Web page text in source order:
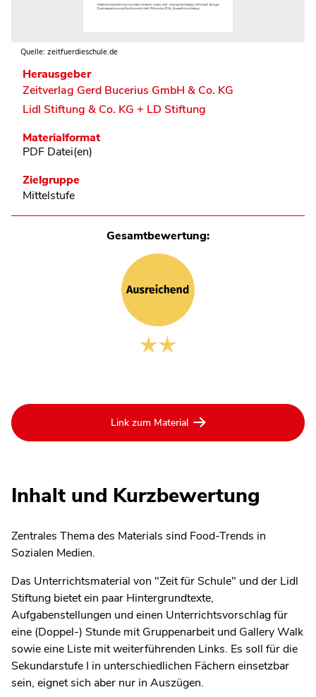
Quelle: zeitfuerdieschule.de
Herausgeber
Zeitverlag Gerd Bucerius GmbH & Co. KG
Lidl Stiftung & Co. KG + LD Stiftung
Materialformat
PDF Datei(en)
Zielgruppe
Mittelstufe
Gesamtbewertung:
Link zum Material
Inhalt und Kurzbewertung
Zentrales Thema des Materials sind Food-Trends in
Sozialen Medien.
Das Unterrichtsmaterial von "Zeit für Schule" und der Lidl
Stiftung bietet ein paar Hintergrundtexte,
Aufgabenstellungen und einen Unterrichtsvorschlag für
eine (Doppel-) Stunde mit Gruppenarbeit und Gallery Walk
sowie eine Liste mit weiterführenden Links. Es soll für die
Sekundarstufe I in unterschiedlichen Fächern einsetzbar
sein, eignet sich aber nur in Auszügen.